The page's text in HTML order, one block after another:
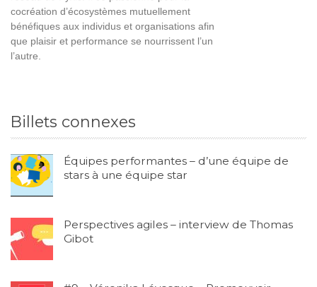
cocréation d’écosystèmes mutuellement
bénéfiques aux individus et organisations afin
que plaisir et performance se nourrissent l’un
l’autre.
Billets connexes
Équipes performantes – d’une équipe de
stars à une équipe star
Perspectives agiles – interview de Thomas
Gibot